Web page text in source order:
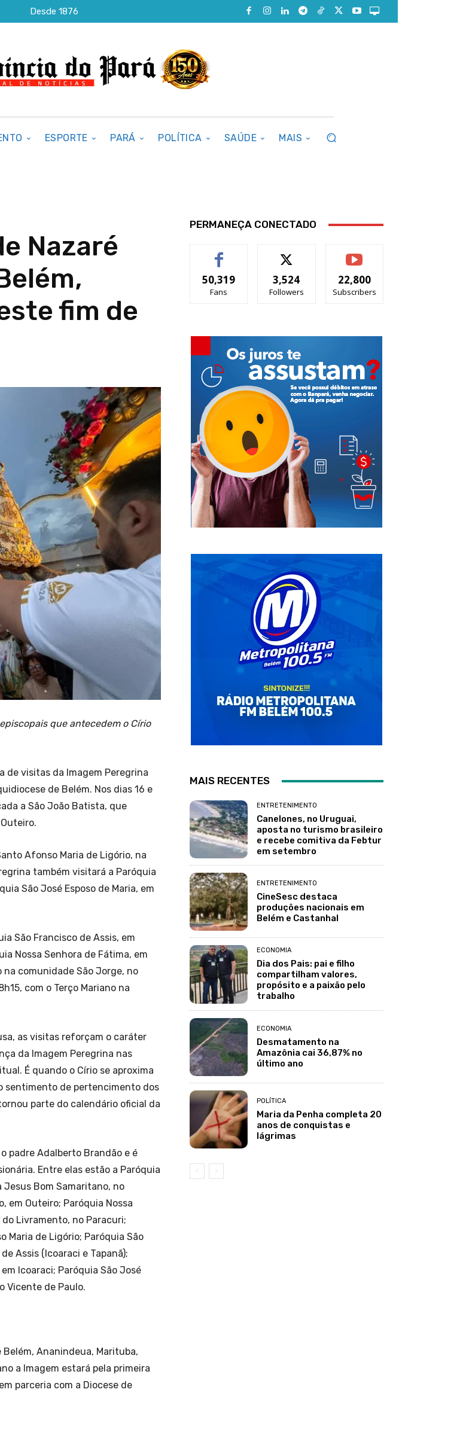
Desde 1876
ESPORTE PARÁ POLÍTICA SAÚDE MAIS
Nazaré
fim de
que antecedem o Círio
de visitas da Imagem Peregrina
de Belém. Nos dias 16 e
a São João Batista, que
Afonso Maria de Ligório, na
também visitará a Paróquia
São José Esposo de Maria, em
São Francisco de Assis, em
Nossa Senhora de Fátima, em
na comunidade São Jorge, no
com o Terço Mariano na
as visitas reforçam o caráter
da Imagem Peregrina nas
É quando o Círio se aproxima
sentimento de pertencimento dos
parte do calendário oficial da
padre Adalberto Brandão e é
Entre elas estão a Paróquia
Jesus Bom Samaritano, no
em Outeiro; Paróquia Nossa
Livramento, no Paracuri;
Maria de Ligório; Paróquia São
Assis (Icoaraci e Tapanã);
Icoaraci; Paróquia São José
Vicente de Paulo.
Ananindeua, Marituba,
a Imagem estará pela primeira
parceria com a Diocese de
PERMANEÇA CONECTADO
50,319
Fans
3,524
Followers
22,800
Subscribers
MAIS RECENTES
ENTRETENIMENTO
Canelones, no Uruguai,
aposta no turismo brasileiro
e recebe comitiva da Febtur
em setembro
ENTRETENIMENTO
CineSesc destaca
produções nacionais em
Belém e Castanhal
ECONOMIA
Dia dos Pais: pai e filho
compartilham valores,
propósito e a paixão pelo
trabalho
ECONOMIA
Desmatamento na
Amazônia cai 36,87% no
último ano
POLÍTICA
Maria da Penha completa 20
anos de conquistas e
lágrimas